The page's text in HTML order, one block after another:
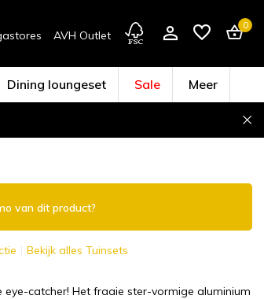
AVH Outlet
0
Dining loungeset Sale Meer
van dit product?
Bekijk alles Tuinsets
eye-catcher! Het fraaie ster-vormige aluminium